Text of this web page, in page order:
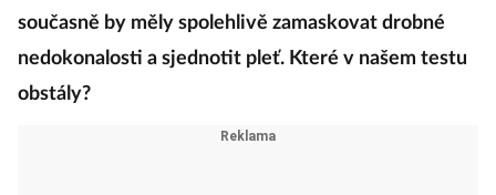
současně by měly spolehlivě zamaskovat drobné
nedokonalosti a sjednotit pleť. Které v našem testu
obstály?